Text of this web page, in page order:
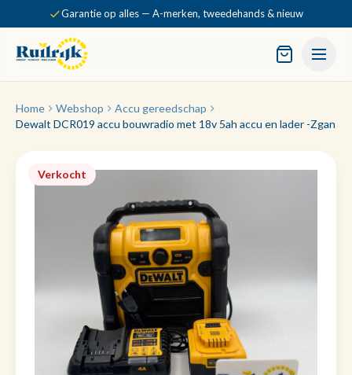
Garantie op alles — A-merken, tweedehands & nieuw
Home Webshop
Accu gereedschap
Dewalt DCR019 accu bouwradio met 18v 5ah accu en lader -Zgan
Verkocht